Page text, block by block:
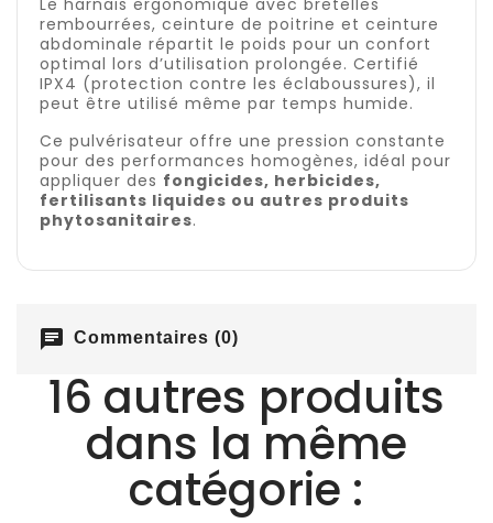
Le harnais ergonomique avec bretelles
rembourrées, ceinture de poitrine et ceinture
abdominale répartit le poids pour un confort
optimal lors d’utilisation prolongée. Certifié
IPX4 (protection contre les éclaboussures), il
peut être utilisé même par temps humide.
Ce pulvérisateur offre une pression constante
pour des performances homogènes, idéal pour
appliquer des fongicides, herbicides,
fertilisants liquides ou autres produits
phytosanitaires.
chat Commentaires (0)
16 autres produits
dans la même
catégorie :